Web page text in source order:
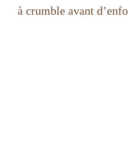
à crumble avant